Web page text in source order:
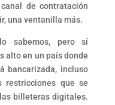
de contratación
una ventanilla más.
sabemos, pero sí
alto en un país donde
bancarizada, incluso
restricciones que se
billeteras digitales.